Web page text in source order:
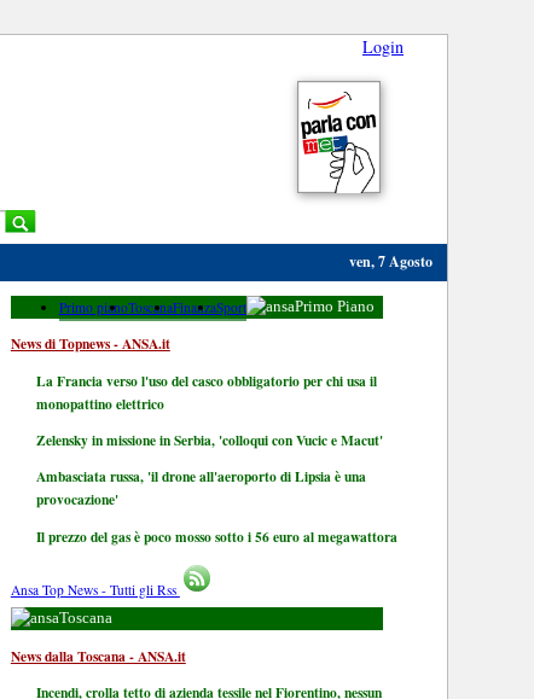
Login
ven, 7 Agosto
Primo pianoToscanaFinanzaSport Primo Piano
News di Topnews - ANSA.it
La Francia verso l'uso del casco obbligatorio per chi usa il
monopattino elettrico
Zelensky in missione in Serbia, 'colloqui con Vucic e Macut'
Ambasciata russa, 'il drone all'aeroporto di Lipsia è una
provocazione'
Il prezzo del gas è poco mosso sotto i 56 euro al megawattora
Ansa Top News - Tutti gli Rss
Toscana
News dalla Toscana - ANSA.it
Incendi, crolla tetto di azienda tessile nel Fiorentino, nessun